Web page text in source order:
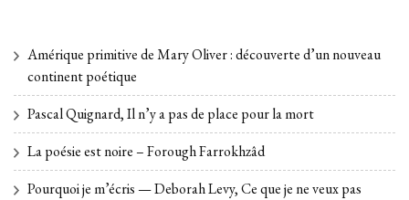
Amérique primitive de Mary Oliver : découverte d’un nouveau
continent poétique
Pascal Quignard, Il n’y a pas de place pour la mort
La poésie est noire – Forough Farrokhzâd
Pourquoi je m’écris — Deborah Levy, Ce que je ne veux pas